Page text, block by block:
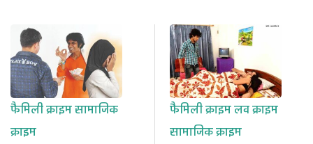
फैमिली क्राइमसामाजिक
क्राइम
फैमिली क्राइमलव क्राइम
सामाजिक क्राइम